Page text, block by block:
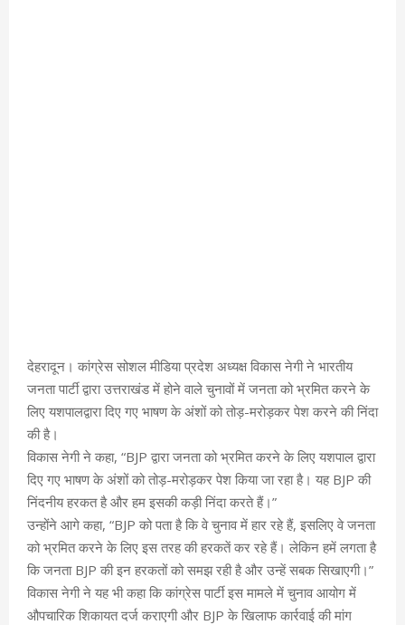
देहरादून। कांग्रेस सोशल मीडिया प्रदेश अध्यक्ष विकास नेगी ने भारतीय
जनता पार्टी द्वारा उत्तराखंड में होने वाले चुनावों में जनता को भ्रमित करने के
लिए यशपालद्वारा दिए गए भाषण के अंशों को तोड़-मरोड़कर पेश करने की निंदा
की है।
विकास नेगी ने कहा, “BJP द्वारा जनता को भ्रमित करने के लिए यशपाल द्वारा
दिए गए भाषण के अंशों को तोड़-मरोड़कर पेश किया जा रहा है। यह BJP की
निंदनीय हरकत है और हम इसकी कड़ी निंदा करते हैं।”
उन्होंने आगे कहा, “BJP को पता है कि वे चुनाव में हार रहे हैं, इसलिए वे जनता
को भ्रमित करने के लिए इस तरह की हरकतें कर रहे हैं। लेकिन हमें लगता है
कि जनता BJP की इन हरकतों को समझ रही है और उन्हें सबक सिखाएगी।”
विकास नेगी ने यह भी कहा कि कांग्रेस पार्टी इस मामले में चुनाव आयोग में
औपचारिक शिकायत दर्ज कराएगी और BJP के खिलाफ कार्रवाई की मांग